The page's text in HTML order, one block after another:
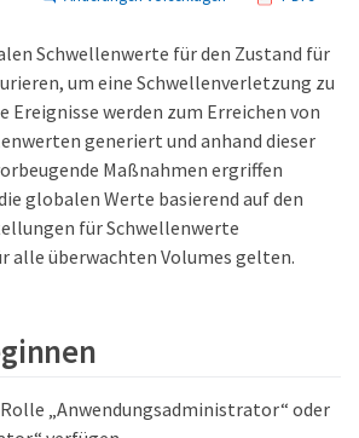
Schwellenwerte für den Zustand für
um eine Schwellenverletzung zu
Ereignisse werden zum Erreichen von
generiert und anhand dieser
Maßnahmen ergriffen
globalen Werte basierend auf den
für Schwellenwerte
alle überwachten Volumes gelten.
Rolle „Anwendungsadministrator“ oder